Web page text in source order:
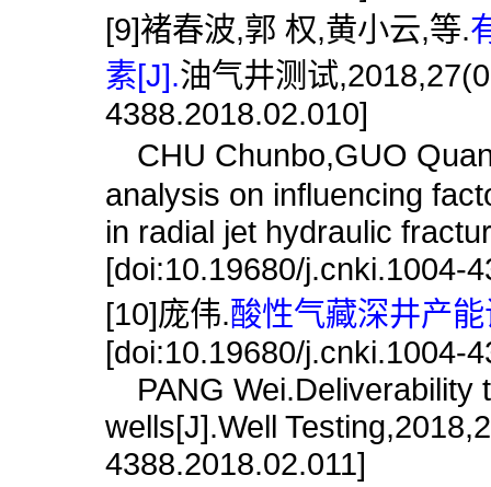
[9]褚春波,郭 权,黄小云,等.
素[J].油气井测试
4388.2018.02.010]
CHU Chunbo,GUO
analysis on influencing
in radial jet hydraulic
[doi:10.19680/j.cnki.1004-
[10]庞伟.酸性气藏深井产
[doi:10.19680/j.cnki.1004-
PANG Wei.Deliverability
wells[J].Well
4388.2018.02.011]